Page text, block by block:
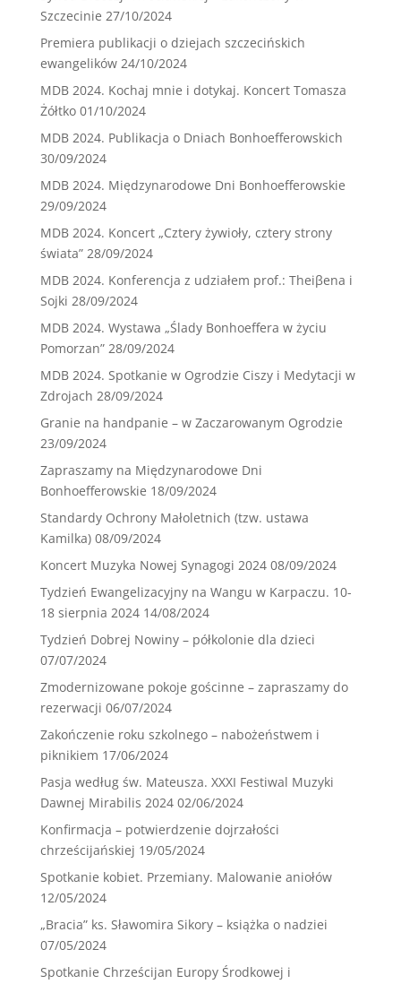
Szczecinie 27/10/2024
Premiera publikacji o dziejach szczecińskich
ewangelików 24/10/2024
MDB 2024. Kochaj mnie i dotykaj. Koncert Tomasza
Żółtko 01/10/2024
MDB 2024. Publikacja o Dniach Bonhoefferowskich
30/09/2024
MDB 2024. Międzynarodowe Dni Bonhoefferowskie
29/09/2024
MDB 2024. Koncert „Cztery żywioły, cztery strony
świata” 28/09/2024
MDB 2024. Konferencja z udziałem prof.: Theiβena i
Sojki 28/09/2024
MDB 2024. Wystawa „Ślady Bonhoeffera w życiu
Pomorzan” 28/09/2024
MDB 2024. Spotkanie w Ogrodzie Ciszy i Medytacji w
Zdrojach 28/09/2024
Granie na handpanie – w Zaczarowanym Ogrodzie
23/09/2024
Zapraszamy na Międzynarodowe Dni
Bonhoefferowskie 18/09/2024
Standardy Ochrony Małoletnich (tzw. ustawa
Kamilka) 08/09/2024
Koncert Muzyka Nowej Synagogi 2024 08/09/2024
Tydzień Ewangelizacyjny na Wangu w Karpaczu. 10-
18 sierpnia 2024 14/08/2024
Tydzień Dobrej Nowiny – półkolonie dla dzieci
07/07/2024
Zmodernizowane pokoje gościnne – zapraszamy do
rezerwacji 06/07/2024
Zakończenie roku szkolnego – nabożeństwem i
piknikiem 17/06/2024
Pasja według św. Mateusza. XXXI Festiwal Muzyki
Dawnej Mirabilis 2024 02/06/2024
Konfirmacja – potwierdzenie dojrzałości
chrześcijańskiej 19/05/2024
Spotkanie kobiet. Przemiany. Malowanie aniołów
12/05/2024
„Bracia” ks. Sławomira Sikory – książka o nadziei
07/05/2024
Spotkanie Chrześcijan Europy Środkowej i